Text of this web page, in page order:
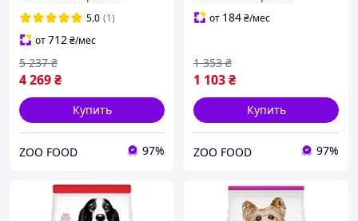
пород для контроля веса
с мясом курицы 14
5.0 (1)
от712₴/мес
4 269₴
5 237 ₴
Купить
ZOO FOOD 97%
средних пород для
от 184₴/мес
1 103₴
1 353 ₴
Купить
ZOO FOOD 97%